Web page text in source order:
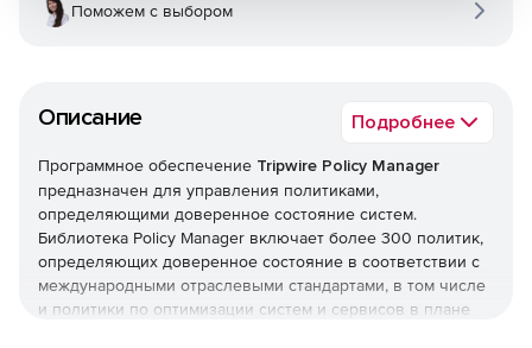
Описание Подробнее
Программное обеспечение Tripwire Policy Manager
предназначен для управления политиками,
определяющими доверенное состояние систем.
Библиотека Policy Manager включает более 300 политик,
определяющих доверенное состояние в соответствии с
международными отраслевыми стандартами, в том числе
и политики по оптимизации систем и сервисов в плане
Поможем с выбором